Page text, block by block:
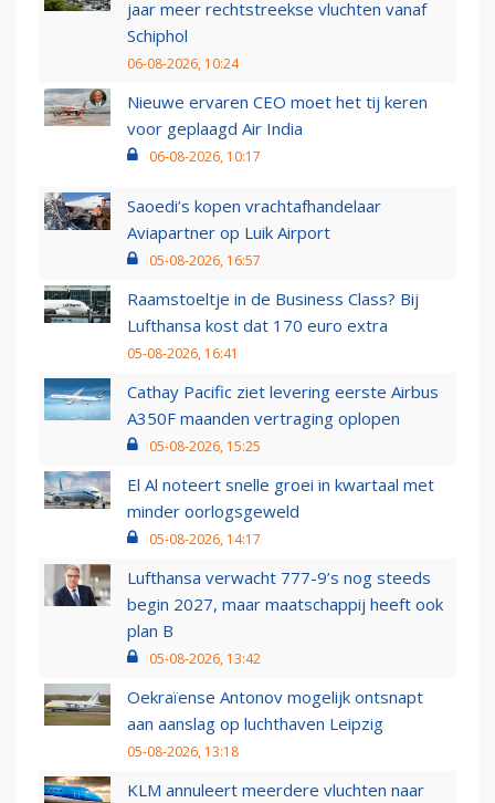
jaar meer rechtstreekse vluchten vanaf
Schiphol
06-08-2026, 10:24
Nieuwe ervaren CEO moet het tij keren
voor geplaagd Air India
06-08-2026, 10:17
Saoedi’s kopen vrachtafhandelaar
Aviapartner op Luik Airport
05-08-2026, 16:57
Raamstoeltje in de Business Class? Bij
Lufthansa kost dat 170 euro extra
05-08-2026, 16:41
Cathay Pacific ziet levering eerste Airbus
A350F maanden vertraging oplopen
05-08-2026, 15:25
El Al noteert snelle groei in kwartaal met
minder oorlogsgeweld
05-08-2026, 14:17
Lufthansa verwacht 777-9’s nog steeds
begin 2027, maar maatschappij heeft ook
plan B
05-08-2026, 13:42
Oekraïense Antonov mogelijk ontsnapt
aan aanslag op luchthaven Leipzig
05-08-2026, 13:18
KLM annuleert meerdere vluchten naar